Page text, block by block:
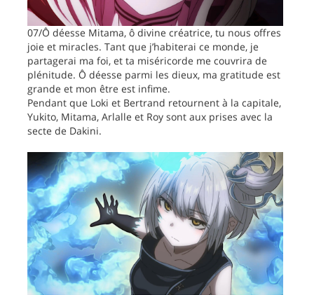
07/Ô déesse Mitama, ô divine créatrice, tu nous offres
joie et miracles. Tant que j’habiterai ce monde, je
partagerai ma foi, et ta miséricorde me couvrira de
plénitude. Ô déesse parmi les dieux, ma gratitude est
grande et mon être est infime.
Pendant que Loki et Bertrand retournent à la capitale,
Yukito, Mitama, Arlalle et Roy sont aux prises avec la
secte de Dakini.